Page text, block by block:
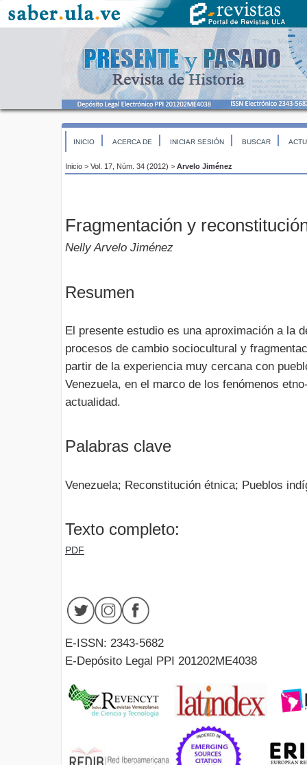
INICIO ACERCA DE INICIAR SESIÓN BUSCAR
Inicio > Vol. 17, Núm. 34 (2012) > Arvelo Jiménez
Fragmentación y
Nelly Arvelo Jiménez
Resumen
El presente estudio es una aproximación a la
procesos de cambio sociocultural y
partir de la experiencia muy cercana con
Venezuela, en el marco de los fenómenos
actualidad.
Palabras clave
Venezuela; Reconstitución étnica; Pueblos
Texto completo:
PDF
E-ISSN: 2343-5682
E-Depósito Legal PPI 201202ME4038